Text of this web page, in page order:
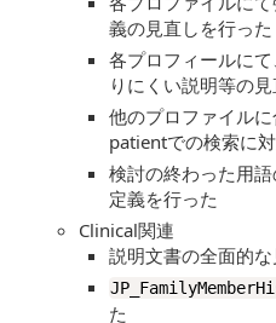
義の見直しを行った
各プロフィールに
りにくい説明等の
他のプロファイル
patientでの検索に
検討の終わった用
定義を行った
Clinical関連
説明文書の全面的な
た